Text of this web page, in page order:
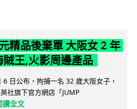
精品後棄單 大阪女 2 年
賊王,火影周邊產品
日公布，拘捕一名 32 歲大阪女子，
社旗下官方網店「JUMP
讀全文